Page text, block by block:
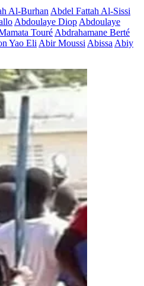
Al-Burhan Abdel Fattah Al-Sissi
Abdoulaye Diop Abdoulaye
Touré Abdrahamane Berté
Yao Eli Abir Moussi Abissa Abiy